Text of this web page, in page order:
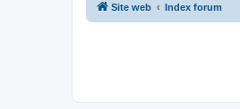
Site web Index forum